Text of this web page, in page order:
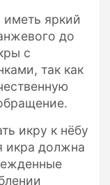
яркий
до
с
так как
икру к нёбу
икра должна